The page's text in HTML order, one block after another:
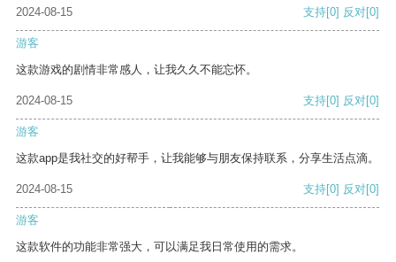
2024-08-15
支持[0] 反对[0]
游客
这款游戏的剧情非常感人，让我久久不能忘怀。
2024-08-15 支持[0] 反对[0]
游客
这款app是我社交的好帮手，让我能够与朋友保持联系，分享生活点滴。
2024-08-15 支持[0] 反对[0]
游客
这款软件的功能非常强大，可以满足我日常使用的需求。